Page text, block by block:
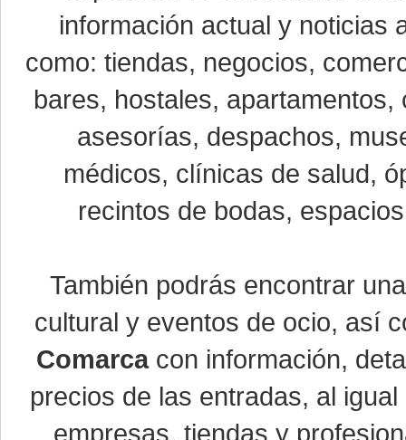
información actual y noticias
como: tiendas, negocios,
bares, hostales,
asesorías, despachos,
médicos, clínicas de salud,
recintos de bodas,
También podrás encontrar
cultural y eventos de ocio, así
Comarcacon información,
precios de las entradas, al
empresas, tiendas y